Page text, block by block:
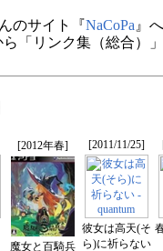
のサイト『NaCoPa』
ら「リンク集（総合）
[2012年春]
魔女と百騎兵
[2011/11/25]
彼女は高天(そ
ら)に祈らない